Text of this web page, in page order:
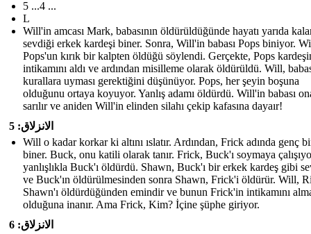
5 ...4 ...
L
Will'in amcası Mark, babasının öldürüldüğünde hayatı yarıda
sevdiği erkek kardeşi biner. Sonra, Will'in babası Pops biniyor.
Pops'un kırık bir kalpten öldüğü söylendi. Gerçekte, Pops
intikamını aldı ve ardından misilleme olarak öldürüldü. Will,
kurallara uyması gerektiğini düşünüyor. Pops, her şeyin boşuna
olduğunu ortaya koyuyor. Yanlış adamı öldürdü. Will'in babası
sarılır ve aniden Will'in elinden silahı çekip kafasına dayaır!
الانزلاق: 5
Will o kadar korkar ki altını ıslatır. Ardından, Frick adında genç
biner. Buck, onu katili olarak tanır. Frick, Buck'ı soymaya
yanlışlıkla Buck'ı öldürdü. Shawn, Buck'ı bir erkek kardeş gibi
ve Buck'ın öldürülmesinden sonra Shawn, Frick'i öldürür. Will,
Shawn'ı öldürdüğünden emindir ve bunun Frick'in intikamını
olduğuna inanır. Ama Frick, Kim? İçine şüphe giriyor.
الانزلاق: 6